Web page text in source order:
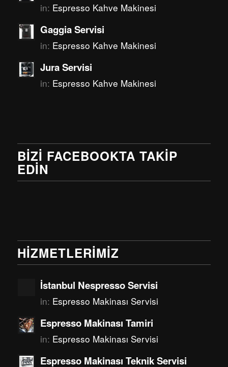
in: Espresso Kahve Makinesi
Gaggia Servisi
in: Espresso Kahve Makinesi
Jura Servisi
in: Espresso Kahve Makinesi
BIZI FACEBOOKTA TAKIP
EDIN
HIZMETLERIMIZ
İstanbul Nespresso Servisi
in: Espresso Makinası Servisi
Espresso Makinası Tamiri
in: Espresso Makinası Servisi
Espresso Makinası Teknik Servisi